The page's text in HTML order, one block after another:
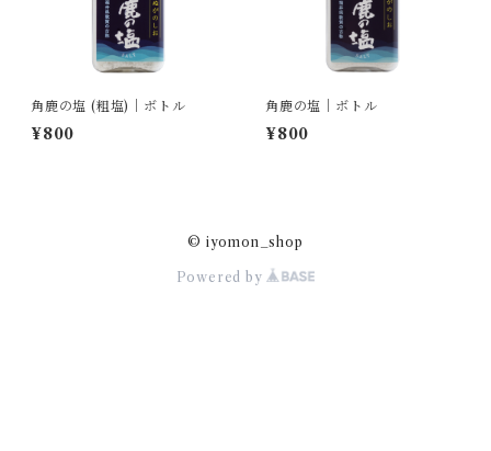
角鹿の塩 (粗塩)｜ボトル
¥800
角鹿の塩｜ボトル
¥800
© iyomon_shop
Powered by